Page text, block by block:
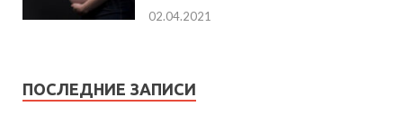
02.04.2021
ПОСЛЕДНИЕ ЗАПИСИ